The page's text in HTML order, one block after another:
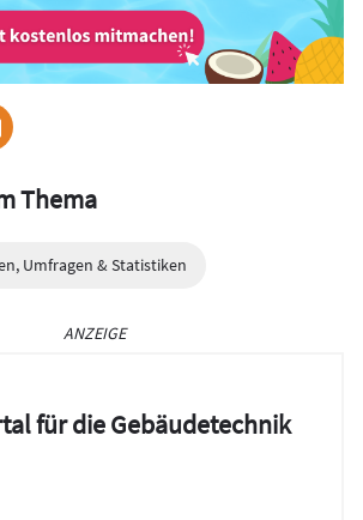
Thema
Umfragen & Statistiken
ANZEIGE
für die Gebäudetechnik